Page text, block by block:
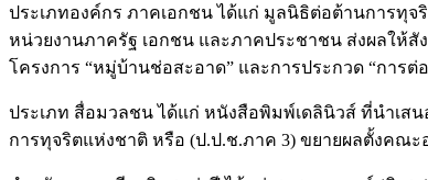
ประเภทองค์กร ภาคเอกชน ได้แก่ มูลนิธิต่อต้านการทุจ
หน่วยงานภาครัฐ เอกชน และภาคประชาชน ส่งผลให้
โครงการ “หมู่บ้านช่อสะอาด” และการประกวด “การ
ประเภท สื่อมวลชน ได้แก่ หนังสือพิมพ์เดลินิวส์ ที่นำเส
การทุจริตแห่งชาติ หรือ (ป.ป.ช.ภาค 3) ขยายผลตั้งคณะ